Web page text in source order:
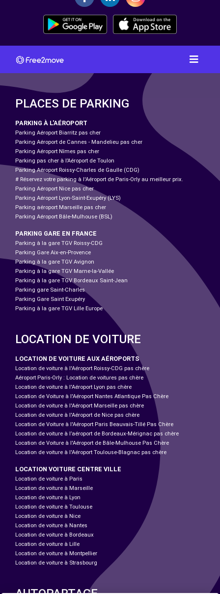
PLACES DE PARKING
PARKING À L'AÉROPORT
Parking Aéroport Biarritz pas cher
Parking Aéroport de Cannes - Mandelieu pas cher
Parking Aéroport Nîmes pas cher
Parking pas cher à l’Aéroport de Toulon
Parking Aéroport Roissy-Charles de Gaulle (CDG)
# Réservez votre parking à l'Aéroport de Paris-Orly au meilleur prix.
Parking Aéroport Nice pas cher
Parking Aéroport Lyon-Saint-Exupéry (LYS)
Parking aéroport Marseille pas cher
Parking Aéroport Bâle-Mulhouse (BSL)
PARKING GARE EN FRANCE
Parking à la gare TGV Roissy-CDG
Parking Gare Aix-en-Provence
Parking à la gare TGV Avignon
Parking à la gare TGV Marne-la-Vallée
Parking à la gare TGV Bordeaux Saint-Jean
Parking gare Saint-Charles
Parking Gare Saint Exupéry
Parking à la gare TGV Lille Europe
LOCATION DE VOITURE
LOCATION DE VOITURE AUX AÉROPORTS
Location de voiture à l'Aéroport Roissy-CDG pas chère
Aéroport Paris-Orly : Location de voitures pas chère
Location de voiture à l'Aéroport Lyon pas chère
Location de Voiture à l'Aéroport Nantes Atlantique Pas Chère
Location de voiture à l'Aéroport Marseille pas chère
Location de voiture à l'Aéroport de Nice pas chère
Location de Voiture à l'Aéroport Paris Beauvais-Tillé Pas Chère
Location de voiture à l’aéroport de Bordeaux-Mérignac pas chère
Location de Voiture à l'Aéroport de Bâle-Mulhouse Pas Chère
Location de voiture à l'Aéroport Toulouse-Blagnac pas chère
LOCATION VOITURE CENTRE VILLE
Location de voiture à Paris
Location de voiture à Marseille
Location de voiture à Lyon
Location de voiture à Toulouse
Location de voiture à Nice
Location de voiture à Nantes
Location de voiture à Bordeaux
Location de voiture à Lille
Location de voiture à Montpellier
Location de voiture à Strasbourg